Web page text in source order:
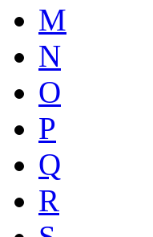
M
N
O
P
Q
R